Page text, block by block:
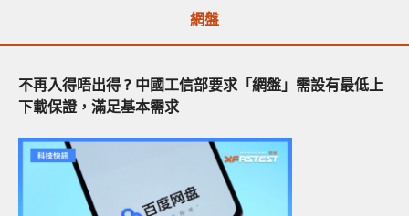
網盤
不再入得唔出得 ? 中國工信部要求「網盤」需設有最低上
下載保證，滿足基本需求